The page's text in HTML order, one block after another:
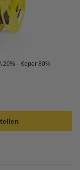
20% - Koper 80%